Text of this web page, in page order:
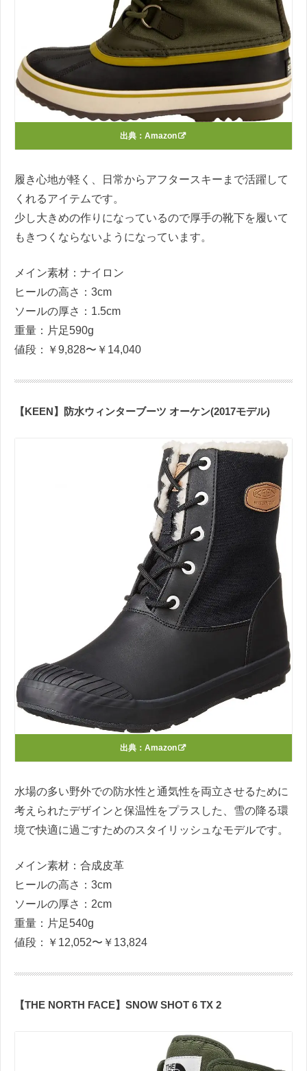
出典： Amazon
履き心地が軽く、日常からアフタースキーまで活躍して
くれるアイテムです。
少し大きめの作りになっているので厚手の靴下を履いて
もきつくならないようになっています。
メイン素材：ナイロン
ヒールの高さ：3cm
ソールの厚さ：1.5cm
重量：片足590g
値段：￥9,828〜￥14,040
【KEEN】防水ウィンターブーツ オーケン(2017モデル)
出典： Amazon
水場の多い野外での防水性と通気性を両立させるために
考えられたデザインと保温性をプラスした、雪の降る環
境で快適に過ごすためのスタイリッシュなモデルです。
メイン素材：合成皮革
ヒールの高さ：3cm
ソールの厚さ：2cm
重量：片足540g
値段：￥12,052〜￥13,824
【THE NORTH FACE】SNOW SHOT 6 TX 2